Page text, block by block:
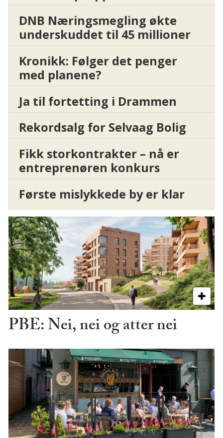
DNB Næringsmegling økte
underskuddet til 45 millioner
Kronikk: Følger det penger
med planene?
Ja til fortetting i Drammen
Rekordsalg for Selvaag Bolig
Fikk storkontrakter – nå er
entreprenøren konkurs
Første mislykkede by er klar
PBE: Nei, nei og atter nei